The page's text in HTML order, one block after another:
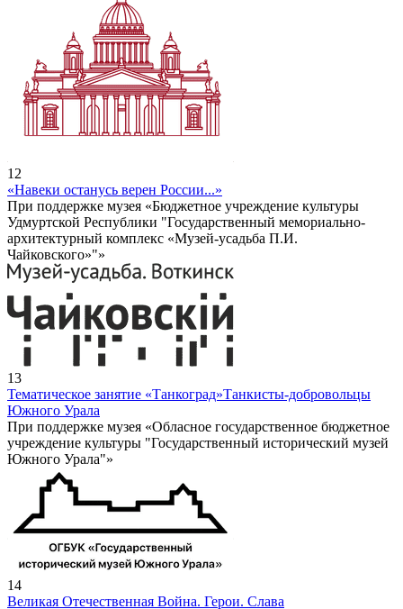
12
«Навеки останусь верен России...»
При поддержке музея «Бюджетное учреждение культуры
Удмуртской Республики "Государственный мемориально-
архитектурный комплекс «Музей-усадьба П.И.
Чайковского»"»
13
Тематическое занятие «Танкоград»Танкисты-добровольцы
Южного Урала
При поддержке музея «Обласное государственное бюджетное
учреждение культуры "Государственный исторический музей
Южного Урала"»
14
Великая Отечественная Война. Герои. Слава